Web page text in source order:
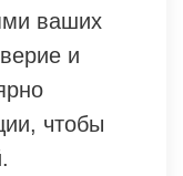
ваших
и
чтобы